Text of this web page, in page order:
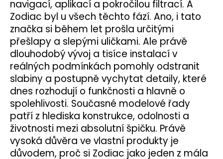
navigací, aplikací a pokročilou filtrací. A
Zodiac byl u všech těchto fází. Ano, i tato
značka si během let prošla určitými
přešlapy a slepými uličkami. Ale právě
dlouhodobý vývoj a tisíce instalací v
reálných podmínkách pomohly odstranit
slabiny a postupně vychytat detaily, které
dnes rozhodují o funkčnosti a hlavně o
spolehlivosti. Současné modelové řady
patří z hlediska konstrukce, odolnosti a
životnosti mezi absolutní špičku. Právě
vysoká důvěra ve vlastní produkty je
důvodem, proč si Zodiac jako jeden z mála